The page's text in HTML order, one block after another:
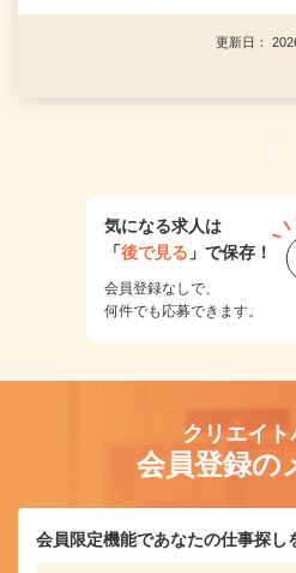
更新日：
1
気になる求人は
「後で見る 」で保存！
会員登録なしで、
何件でも応募できます。
クリエイト
会員登録の
会員限定機能であなたの仕事探し